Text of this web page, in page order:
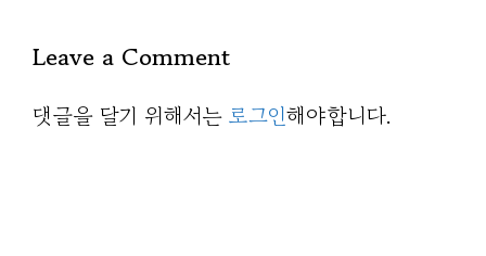
Leave a Comment
댓글을 달기 위해서는 로그인해야합니다.